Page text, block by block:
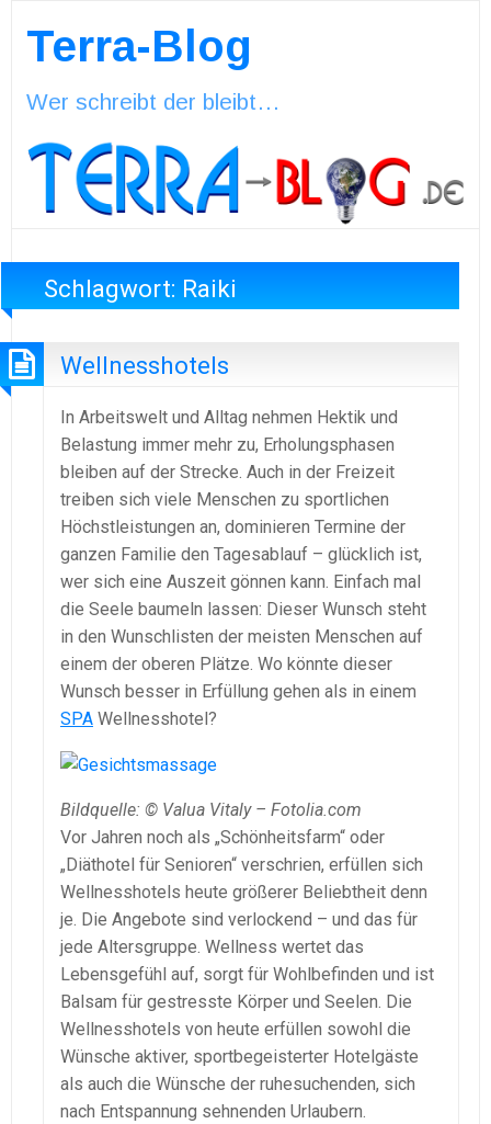
Terra-Blog
Wer schreibt der bleibt…
Schlagwort: Raiki
Wellnesshotels
In Arbeitswelt und Alltag nehmen Hektik und
Belastung immer mehr zu, Erholungsphasen
bleiben auf der Strecke. Auch in der Freizeit
treiben sich viele Menschen zu sportlichen
Höchstleistungen an, dominieren Termine der
ganzen Familie den Tagesablauf – glücklich ist,
wer sich eine Auszeit gönnen kann. Einfach mal
die Seele baumeln lassen: Dieser Wunsch steht
in den Wunschlisten der meisten Menschen auf
einem der oberen Plätze. Wo könnte dieser
Wunsch besser in Erfüllung gehen als in einem
SPA Wellnesshotel?
Bildquelle: © Valua Vitaly – Fotolia.com
Vor Jahren noch als „Schönheitsfarm“ oder
„Diäthotel für Senioren“ verschrien, erfüllen sich
Wellnesshotels heute größerer Beliebtheit denn
je. Die Angebote sind verlockend – und das für
jede Altersgruppe. Wellness wertet das
Lebensgefühl auf, sorgt für Wohlbefinden und ist
Balsam für gestresste Körper und Seelen. Die
Wellnesshotels von heute erfüllen sowohl die
Wünsche aktiver, sportbegeisterter Hotelgäste
als auch die Wünsche der ruhesuchenden, sich
nach Entspannung sehnenden Urlaubern.